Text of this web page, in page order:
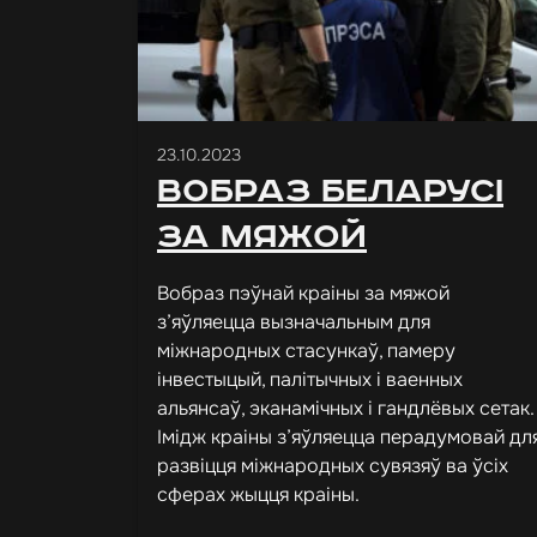
23.10.2023
Вобраз Беларусі
за мяжой
Вобраз пэўнай краіны за мяжой
з’яўляецца вызначальным для
міжнародных стасункаў, памеру
інвестыцый, палітычных і ваенных
альянсаў, эканамічных і гандлёвых сетак.
Імідж краіны з’яўляецца перадумовай
развіцця міжнародных сувязяў ва ўсіх
сферах жыцця краіны.